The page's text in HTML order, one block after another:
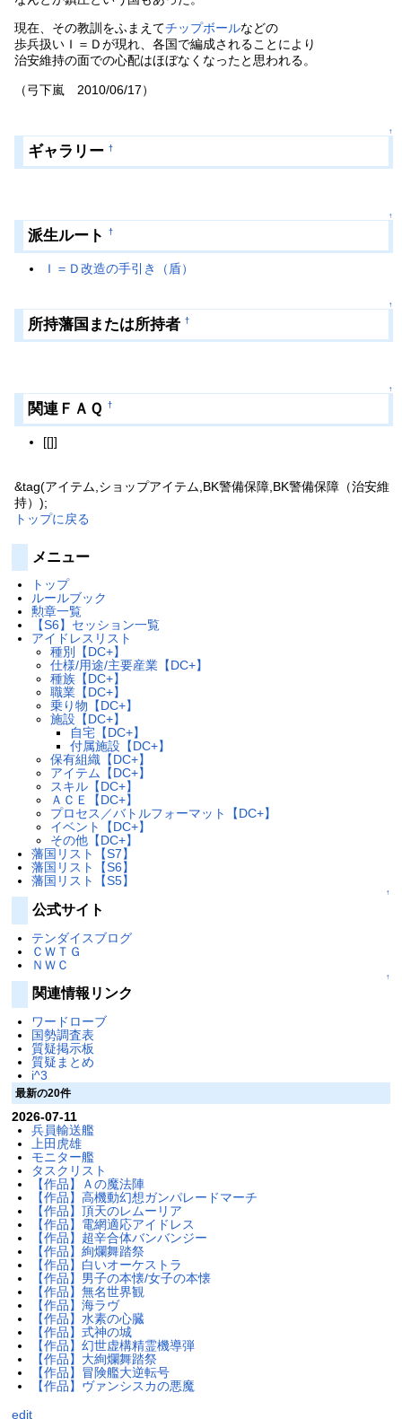
現在、その教訓をふまえてチップボールなどの
歩兵扱いＩ＝Ｄが現れ、各国で編成されることにより
治安維持の面での心配はほぼなくなったと思われる。
（弓下嵐 2010/06/17）
↑
ギャラリー †
↑
派生ルート †
Ｉ＝Ｄ改造の手引き（盾）
↑
所持藩国または所持者 †
↑
関連ＦＡＱ †
[[]]
&tag(アイテム,ショップアイテム,BK警備保障,BK警備保障（治安維
持）);
トップに戻る
メニュー
トップ
ルールブック
勲章一覧
【S6】セッション一覧
アイドレスリスト
種別【DC+】
仕様/用途/主要産業【DC+】
種族【DC+】
職業【DC+】
乗り物【DC+】
施設【DC+】
自宅【DC+】
付属施設【DC+】
保有組織【DC+】
アイテム【DC+】
スキル【DC+】
ＡＣＥ【DC+】
プロセス／バトルフォーマット【DC+】
イベント【DC+】
その他【DC+】
藩国リスト【S7】
藩国リスト【S6】
藩国リスト【S5】
↑
公式サイト
テンダイスブログ
ＣＷＴＧ
ＮＷＣ
↑
関連情報リンク
ワードローブ
国勢調査表
質疑掲示板
質疑まとめ
i^3
最新の20件
2026-07-11
兵員輸送艦
上田虎雄
モニター艦
タスクリスト
【作品】Ａの魔法陣
【作品】高機動幻想ガンパレードマーチ
【作品】頂天のレムーリア
【作品】電網適応アイドレス
【作品】超辛合体バンバンジー
【作品】絢爛舞踏祭
【作品】白いオーケストラ
【作品】男子の本懐/女子の本懐
【作品】無名世界観
【作品】海ラヴ
【作品】水素の心臓
【作品】式神の城
【作品】幻世虚構精霊機導弾
【作品】大絢爛舞踏祭
【作品】冒険艦大逆転号
【作品】ヴァンシスカの悪魔
edit